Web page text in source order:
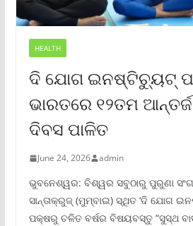
HEALTH
ଦି ଯୋଗ ଇନଷ୍ଟିଚ୍ୟୁଟ୍
ଭାରତରେ ୧୨ତମ
ଦିବସ ପାଳିତ
June 24, 2026 admin
ଭୁବନେଶ୍ୱର: ବିଶ୍ୱର ସବୁଠାରୁ ପୁରୁଣା
ସାନ୍ତାକ୍ରୁଜ୍ (ମୁମ୍ବାଇ) ସ୍ଥିତ ‘ଦି ଯୋଗ
ପକ୍ଷରୁ ଚଳିତ ବର୍ଷର ବିଷୟବସ୍ତୁ “ସୁସ୍ଥ